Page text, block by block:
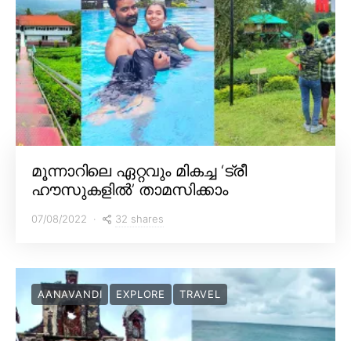
മൂന്നാറിലെ ഏറ്റവും മികച്ച ‘ട്രീ
ഹൗസുകളിൽ’ താമസിക്കാം
07/08/2022 32 shares
AANAVANDI EXPLORE TRAVEL